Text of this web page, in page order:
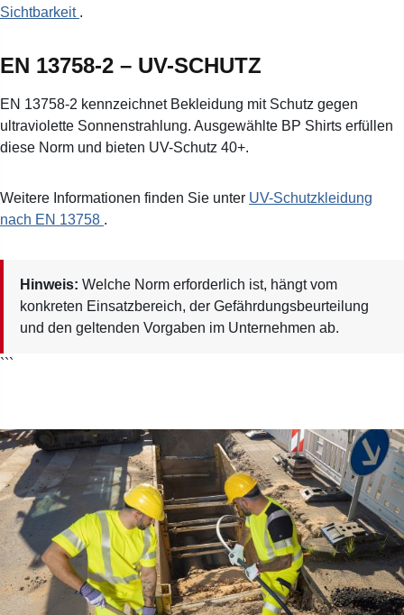
Sichtbarkeit .
EN 13758-2 – UV-SCHUTZ
EN 13758-2 kennzeichnet Bekleidung mit Schutz gegen
ultraviolette Sonnenstrahlung. Ausgewählte BP Shirts erfüllen
diese Norm und bieten UV-Schutz 40+.
Weitere Informationen finden Sie unter UV-Schutzkleidung
nach EN 13758 .
Hinweis: Welche Norm erforderlich ist, hängt vom
konkreten Einsatzbereich, der Gefährdungsbeurteilung
und den geltenden Vorgaben im Unternehmen ab.
```